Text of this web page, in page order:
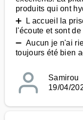
produits qui ont
➕ L accueil la
l'écoute et sont
➖ Aucun je n'ai
toujours été bien
Samirou
19/04/